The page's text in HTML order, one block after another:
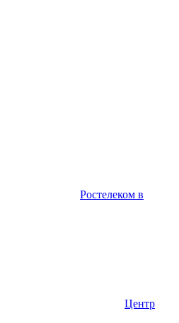
Ростелеком в
Центр